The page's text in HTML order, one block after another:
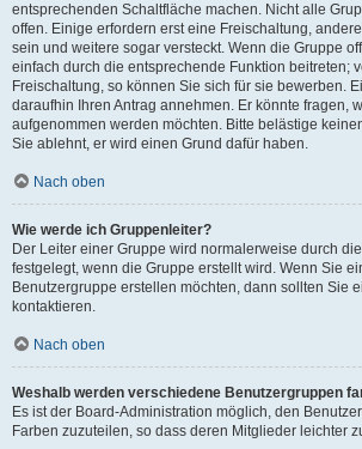
entsprechenden Schaltfläche machen. Nicht alle
offen. Einige erfordern erst eine Freischaltung,
sein und weitere sogar versteckt. Wenn die Gruppe
einfach durch die entsprechende Funktion beitreten;
Freischaltung, so können Sie sich für sie bewerben.
daraufhin Ihren Antrag annehmen. Er könnte fragen,
aufgenommen werden möchten. Bitte belästige
Sie ablehnt, er wird einen Grund dafür haben.
Nach oben
Wie werde ich Gruppenleiter?
Der Leiter einer Gruppe wird normalerweise durch
festgelegt, wenn die Gruppe erstellt wird. Wenn Sie
Benutzergruppe erstellen möchten, dann sollten Sie
kontaktieren.
Nach oben
Weshalb werden verschiedene Benutzergruppen
Es ist der Board-Administration möglich, den
Farben zuzuteilen, so dass deren Mitglieder leichter